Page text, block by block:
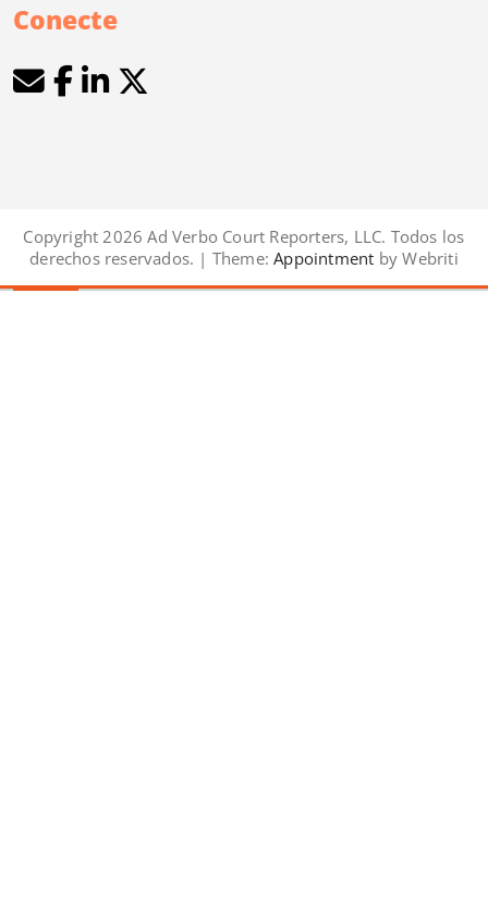
Conecte
Copyright 2026 Ad Verbo Court Reporters, LLC. Todos los
derechos reservados. | Theme: Appointment by Webriti